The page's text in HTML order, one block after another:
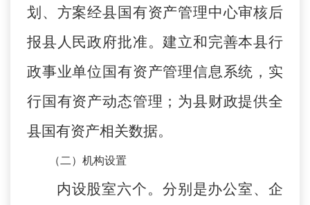
划、方案经县国有资产管理中心审核后
报县人民政府批准。建立和完善本县行
政事业单位国有资产管理信息系统，实
行国有资产动态管理；为县财政提供全
县国有资产相关数据。
（二）机构设置
内设股室六个。分别是办公室、企